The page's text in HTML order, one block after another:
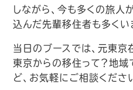
しながら、今も多くの旅人
込んだ先輩移住者も多くい
当日のブースでは、元東京
東京からの移住って？地域
ど、お気軽にご相談くださ